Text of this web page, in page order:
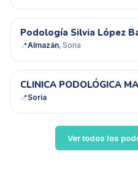
PS
Podología Silvia López
📍Almazán, Soria
CP
CLINICA PODOLÓGICA
📍Soria
Ver todos los